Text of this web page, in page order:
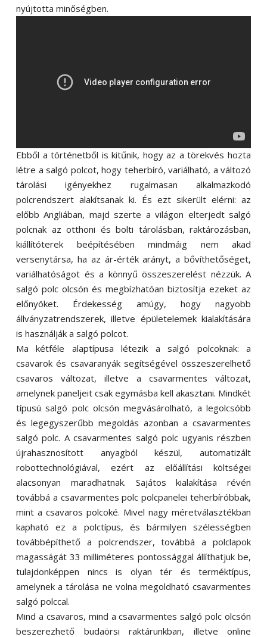
nyújtotta minőségben.
Ebből a történetből is kitűnik, hogy az a törekvés hozta
létre a salgó polcot, hogy teherbíró, variálható, a változó
tárolási igényekhez rugalmasan alkalmazkodó
polcrendszert alakítsanak ki. És ezt sikerült elérni: az
előbb Angliában, majd szerte a világon elterjedt salgó
polcnak az otthoni és bolti tárolásban, raktározásban,
kiállítóterek beépítésében mindmáig nem akad
versenytársa, ha az ár-érték arányt, a bővíthetőséget,
variálhatóságot és a könnyű összeszerelést nézzük. A
salgó polc olcsón és megbízhatóan biztosítja ezeket az
előnyöket. Érdekesség amúgy, hogy nagyobb
állványzatrendszerek, illetve épületelemek kialakítására
is használják a salgó polcot.
Ma kétféle alaptípusa létezik a salgó polcoknak: a
csavarok és csavaranyák segítségével összeszerelhető
csavaros változat, illetve a csavarmentes változat,
amelynek paneljeit csak egymásba kell akasztani. Mindkét
típusú salgó polc olcsón megvásárolható, a legolcsóbb
és legegyszerűbb megoldás azonban a csavarmentes
salgó polc. A csavarmentes salgó polc ugyanis részben
újrahasznosított anyagból készül, automatizált
robottechnológiával, ezért az előállítási költségei
alacsonyan maradhatnak. Sajátos kialakítása révén
továbbá a csavarmentes polc polcpanelei teherbíróbbak,
mint a csavaros polcoké. Mivel nagy méretválasztékban
kapható ez a polctípus, és bármilyen szélességben
továbbépíthető a polcrendszer, továbbá a polclapok
magasságát 33 milliméteres pontossággal állíthatjuk be,
tulajdonképpen nincs is olyan tér és terméktípus,
amelynek a tárolása ne volna megoldható csavarmentes
salgó polccal.
Mind a csavaros, mind a csavarmentes salgó polc olcsón
beszerezhető budaörsi raktárunkban, illetve online